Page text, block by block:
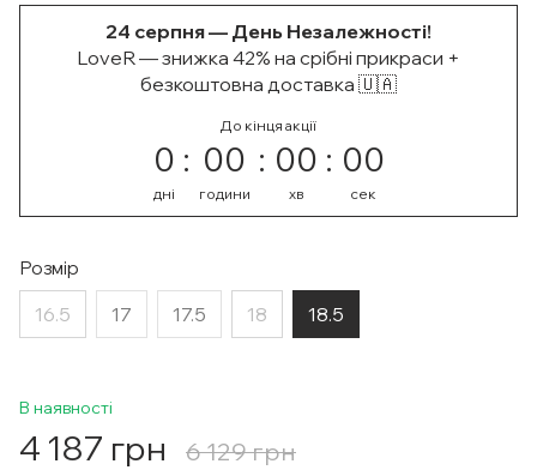
24 серпня — День Незалежності!
LoveR — знижка 42% на срібні прикраси +
безкоштовна доставка 🇺🇦
До кінця акції
0
дні
00
години
00
хв
00
сек
Розмір
16.5 17 17.5 18 18.5
В наявності
4 187 грн 6 129 грн